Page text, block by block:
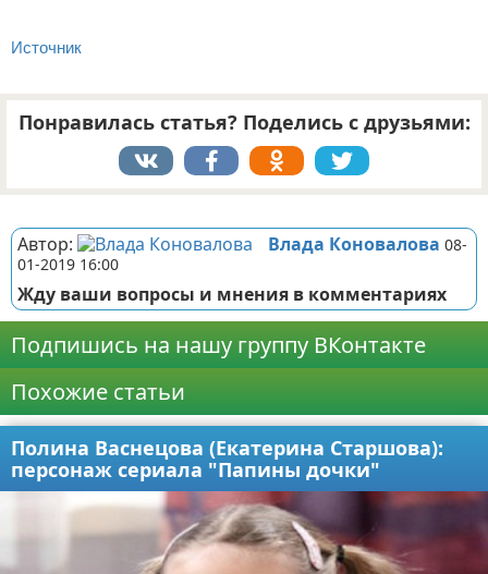
Источник
Понравилась статья? Поделись с друзьями:
Автор: Влада Коновалова 08-
01-2019 16:00
Жду ваши вопросы и мнения в комментариях
Подпишись на нашу группу ВКонтакте
Похожие статьи
Полина Васнецова (Екатерина Старшова):
персонаж сериала "Папины дочки"